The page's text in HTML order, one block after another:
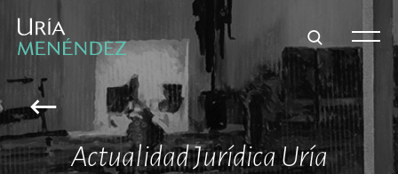
Actualidad Jurídica Uría